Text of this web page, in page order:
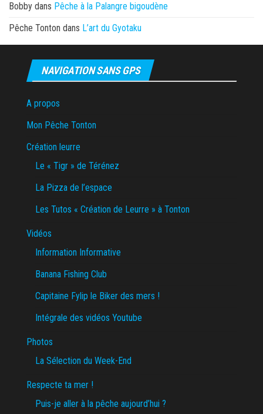
Bobby dans Pêche à la Palangre bigoudène
Pêche Tonton dans L’art du Gyotaku
NAVIGATION SANS GPS
A propos
Mon Pêche Tonton
Création leurre
Le « Tigr » de Térénez
La Pizza de l’espace
Les Tutos « Création de Leurre » à Tonton
Vidéos
Information Informative
Banana Fishing Club
Capitaine Fylip le Biker des mers !
Intégrale des vidéos Youtube
Photos
La Sélection du Week-End
Respecte ta mer !
Puis-je aller à la pêche aujourd’hui ?